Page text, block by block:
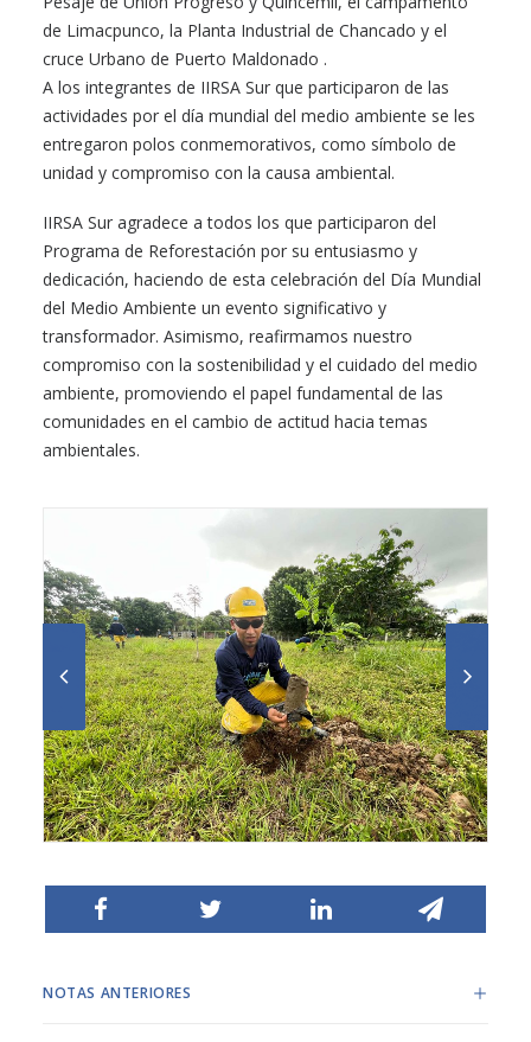
de Limacpunco, la Planta Industrial de Chancado y el
cruce Urbano de Puerto Maldonado .
A los integrantes de IIRSA Sur que participaron de las
actividades por el día mundial del medio ambiente se les
entregaron polos conmemorativos, como símbolo de
unidad y compromiso con la causa ambiental.
IIRSA Sur agradece a todos los que participaron del
Programa de Reforestación por su entusiasmo y
dedicación, haciendo de esta celebración del Día Mundial
del Medio Ambiente un evento significativo y
transformador. Asimismo, reafirmamos nuestro
compromiso con la sostenibilidad y el cuidado del medio
ambiente, promoviendo el papel fundamental de las
comunidades en el cambio de actitud hacia temas
ambientales.
NOTAS ANTERIORES